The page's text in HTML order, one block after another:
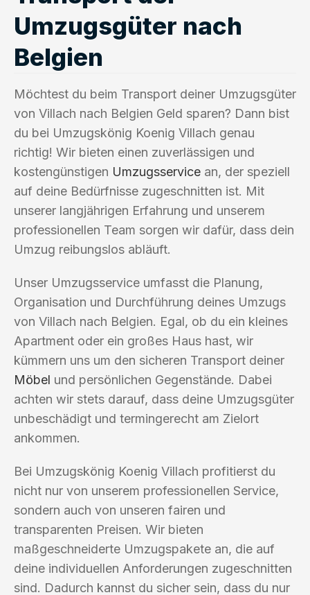
Umzugsgüter nach
Belgien
Möchtest du beim Transport deiner Umzugsgüter
von Villach nach Belgien Geld sparen? Dann bist
du bei Umzugskönig Koenig Villach genau
richtig! Wir bieten einen zuverlässigen und
kostengünstigen Umzugsservice an, der speziell
auf deine Bedürfnisse zugeschnitten ist. Mit
unserer langjährigen Erfahrung und unserem
professionellen Team sorgen wir dafür, dass dein
Umzug reibungslos abläuft.
Unser Umzugsservice umfasst die Planung,
Organisation und Durchführung deines Umzugs
von Villach nach Belgien. Egal, ob du ein kleines
Apartment oder ein großes Haus hast, wir
kümmern uns um den sicheren Transport deiner
Möbel und persönlichen Gegenstände. Dabei
achten wir stets darauf, dass deine Umzugsgüter
unbeschädigt und termingerecht am Zielort
ankommen.
Bei Umzugskönig Koenig Villach profitierst du
nicht nur von unserem professionellen Service,
sondern auch von unseren fairen und
transparenten Preisen. Wir bieten
maßgeschneiderte Umzugspakete an, die auf
deine individuellen Anforderungen zugeschnitten
sind. Dadurch kannst du sicher sein, dass du nur